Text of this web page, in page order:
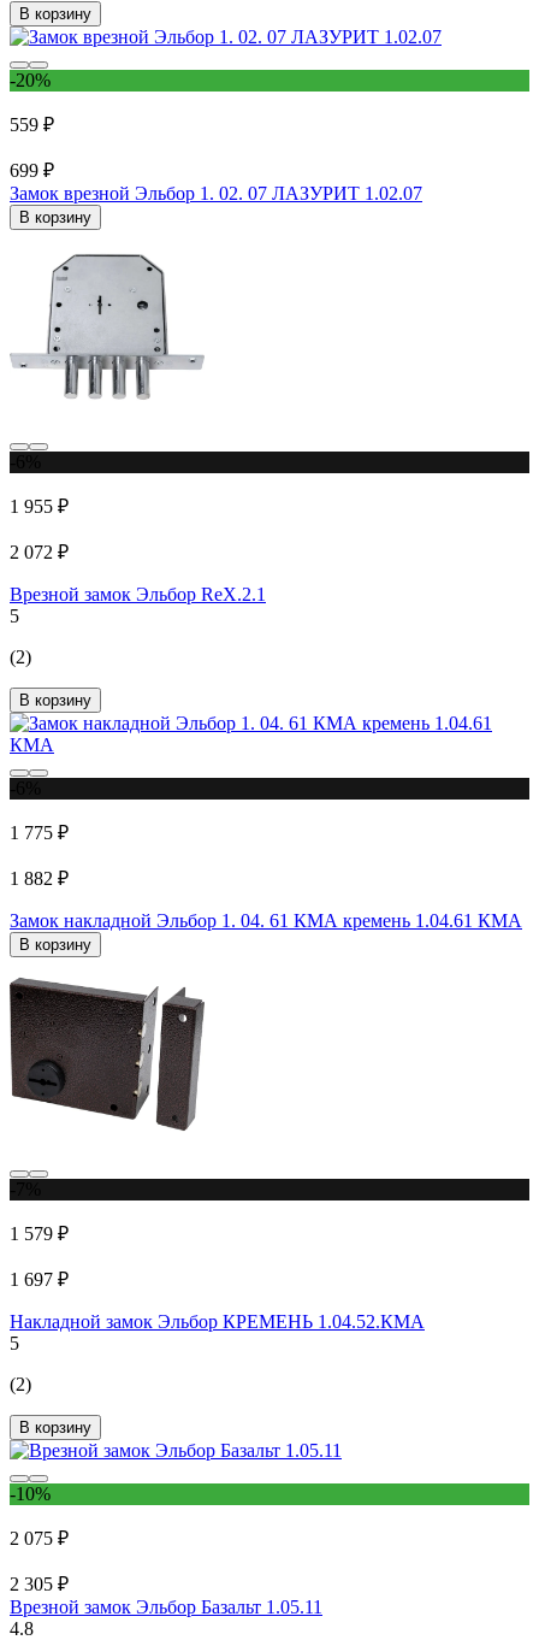
В корзину
-20%
559 ₽
699 ₽
Замок врезной Эльбор 1. 02. 07 ЛАЗУРИТ 1.02.07
В корзину
1 955 ₽
2 072 ₽
Врезной замок Эльбор RеХ.2.1
5
(2)
В корзину
1 775 ₽
1 882 ₽
Замок накладной Эльбор 1. 04. 61 КМА кремень 1.04.61 КМА
В корзину
1 579 ₽
1 697 ₽
Накладной замок Эльбор КРЕМЕНЬ 1.04.52.КМА
5
(2)
В корзину
-10%
2 075 ₽
2 305 ₽
Врезной замок Эльбор Базальт 1.05.11
4.8